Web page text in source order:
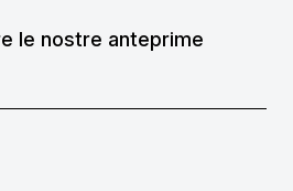
le nostre anteprime